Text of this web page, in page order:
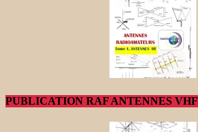
PUBLICATION RAF ANTENNES VHF